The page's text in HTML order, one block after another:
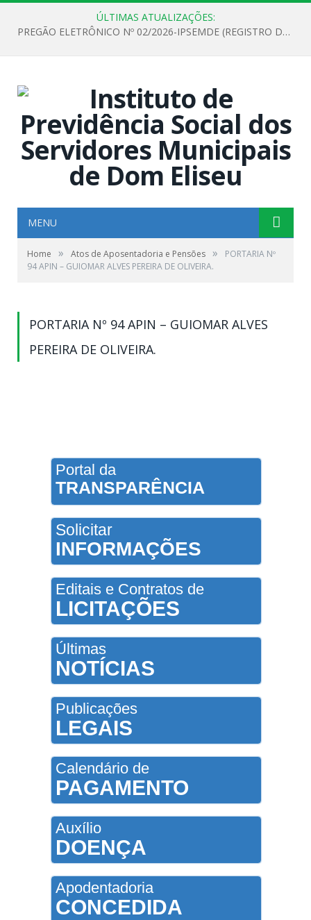
ÚLTIMAS ATUALIZAÇÕES:
PREGÃO ELETRÔNICO Nº 02/2026-IPSEMDE (REGISTRO DE PREÇOS PARA FUTURA E EVENTUAL AQUISIÇÃO DE MATERIAL DE LIMPEZA E GÊNEROS ALIMENTÍCIOS PARA ATENDER AS NECESSIDADES DO INSTITUTO DE PREVIDÊNCIA SOCIAL DOS SERVIDORES MUNICIPAIS DE DOM ELISEU.)
MENU
Home » Atos de Aposentadoria e Pensões »
PORTARIA Nº
94 APIN – GUIOMAR ALVES PEREIRA DE OLIVEIRA.
PORTARIA Nº 94 APIN – GUIOMAR ALVES
PEREIRA DE OLIVEIRA.
Portal da
TRANSPARÊNCIA
Solicitar
INFORMAÇÕES
Editais e Contratos de
LICITAÇÕES
Últimas
NOTÍCIAS
Publicações
LEGAIS
Calendário de
PAGAMENTO
Auxílio
DOENÇA
Apodentadoria
CONCEDIDA